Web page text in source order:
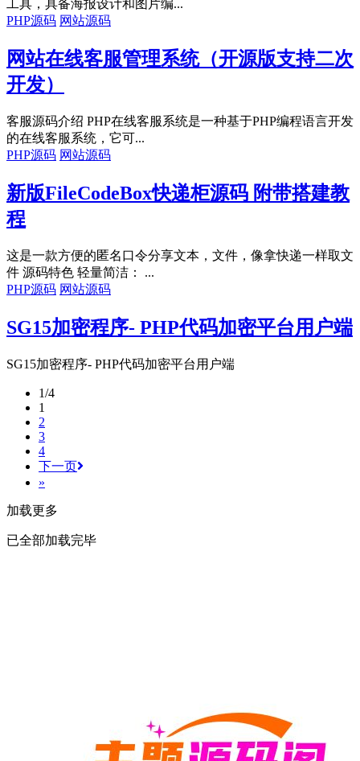
工具，具备海报设计和图片编...
PHP源码 网站源码
网站在线客服管理系统（开源版支持二次
开发）
客服源码介绍 PHP在线客服系统是一种基于PHP编程语言开发
的在线客服系统，它可...
PHP源码 网站源码
新版FileCodeBox快递柜源码 附带搭建教
程
这是一款方便的匿名口令分享文本，文件，像拿快递一样取文
件 源码特色 轻量简洁： ...
PHP源码 网站源码
SG15加密程序- PHP代码加密平台用户端
SG15加密程序- PHP代码加密平台用户端
1/4
1
2
3
4
下一页
»
加载更多
已全部加载完毕